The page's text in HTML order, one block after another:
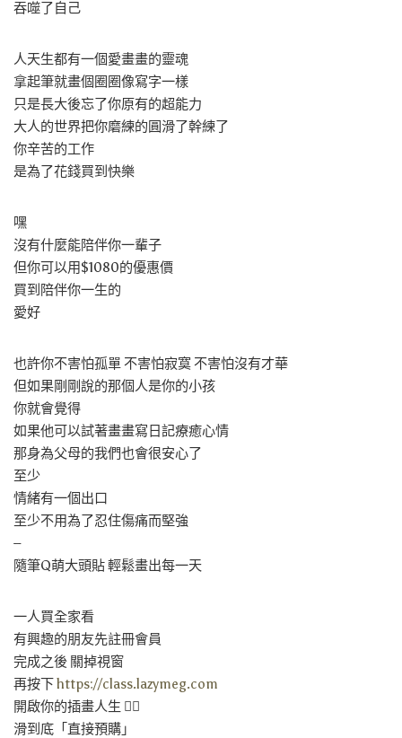
吞噬了自己
人天生都有一個愛畫畫的靈魂
拿起筆就畫個圈圈像寫字一樣
只是長大後忘了你原有的超能力
大人的世界把你磨練的圓滑了幹練了
你辛苦的工作
是為了花錢買到快樂
嘿
沒有什麼能陪伴你一輩子
但你可以用$1080的優惠價
買到陪伴你一生的
愛好
也許你不害怕孤單 不害怕寂寞 不害怕沒有才華
但如果剛剛說的那個人是你的小孩
你就會覺得
如果他可以試著畫畫寫日記療癒心情
那身為父母的我們也會很安心了
至少
情緒有一個出口
至少不用為了忍住傷痛而堅強
–
隨筆Q萌大頭貼 輕鬆畫出每一天
一人買全家看
有興趣的朋友先註冊會員
完成之後 關掉視窗
再按下https://class.lazymeg.com
開啟你的插畫人生 👆🏻
滑到底「直接預購」